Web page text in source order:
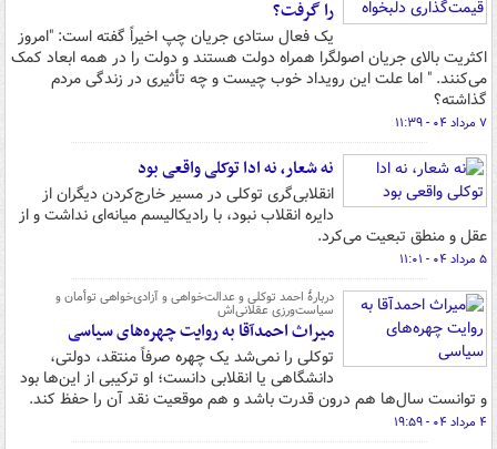
را گرفت؟
یک فعال ستادی جریان چپ اخیراً گفته است: "امروز
اکثریت بالای جریان اصولگرا همراه دولت هستند و دولت را در همه ابعاد کمک
می‌کنند. " اما علت این رویداد خوب چیست و چه تأثیری در زندگی مردم
گذاشته؟
۷ مرداد ۰۴ - ۱۱:۳۹
نه شعار، نه ادا توکلی واقعی بود
انقلابی‌گری توکلی در مسیر خارج‌کردن دیگران از
دایره انقلاب نبود، با رادیکالیسم میانه‌ای نداشت و از
عقل و منطق تبعیت می‌کرد.
۵ مرداد ۰۴ - ۱۱:۰۱
دربارهٔ احمد توکلی و عدالت‌خواهی و آزادی‌خواهی توأمان و
سیاست‌ورزی عقلانی‌اش
میراث احمدآقا به روایت چهره‌های سیاسی
توکلی را نمی‌شد یک چهره صرفاً منتقد، دولتی،
دانشگاهی یا انقلابی دانست؛ او ترکیبی از این‌ها بود
و توانست سال‌ها هم درون قدرت باشد و هم موقعیت نقد آن را حفظ کند.
۴ مرداد ۰۴ - ۱۹:۵۹